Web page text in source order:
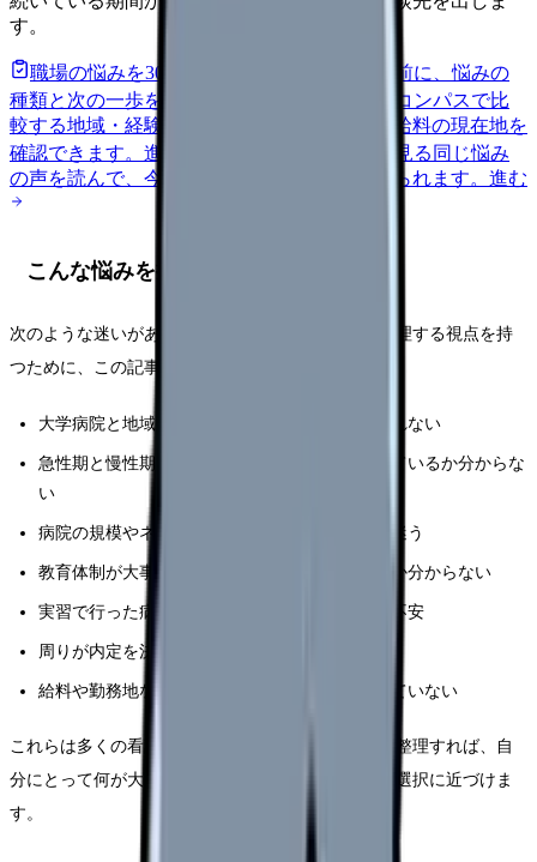
す。
職場の悩みを30秒で診断
辞めるべきか迷う前に、悩みの
種類と次の一歩を整理します。
給料コンパスで比
較する地域・経験年数・施設形態から、今の給料の現在地を
確認できます。 進む 匿名掲示板で本音を見る 同じ悩み
の声を読んで、今の職場だけの問題か確かめられます。 進む
こんな悩みを持つ看護学生さんへ
次のような迷いがある人は、就職先を「観点」で整理する視点を持
つために、この記事を読み進めてみてください。
大学病院と地域の病院、どちらがいいか決められない
急性期と慢性期・回復期、自分にどちらが向いているか分からな
い
病院の規模やネームバリューで選んでいいのか迷う
教育体制が大事と聞くが、何をどう見ればいいか分からない
実習で行った病院の印象だけで決めていいのか不安
周りが内定を決めていて焦っている
給料や勤務地など、何を優先すべきか整理できていない
これらは多くの看護学生が抱える迷いです。観点を整理すれば、自
分にとって何が大事かが見えてきて、後悔の少ない選択に近づけま
す。